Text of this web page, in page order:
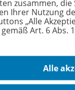
Ländern und
Sofort
Dateiformat:
zusammen,
Ihrer Nutzung
„Alle
Art. 6 Abs. 1
Alle